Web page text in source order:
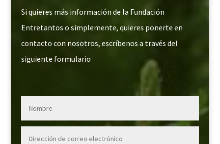
Si quieres más información de la Fundación
Entretantos o simplemente, quieres ponerte en
contacto con nosotros, escríbenos a través del
siguiente formulario